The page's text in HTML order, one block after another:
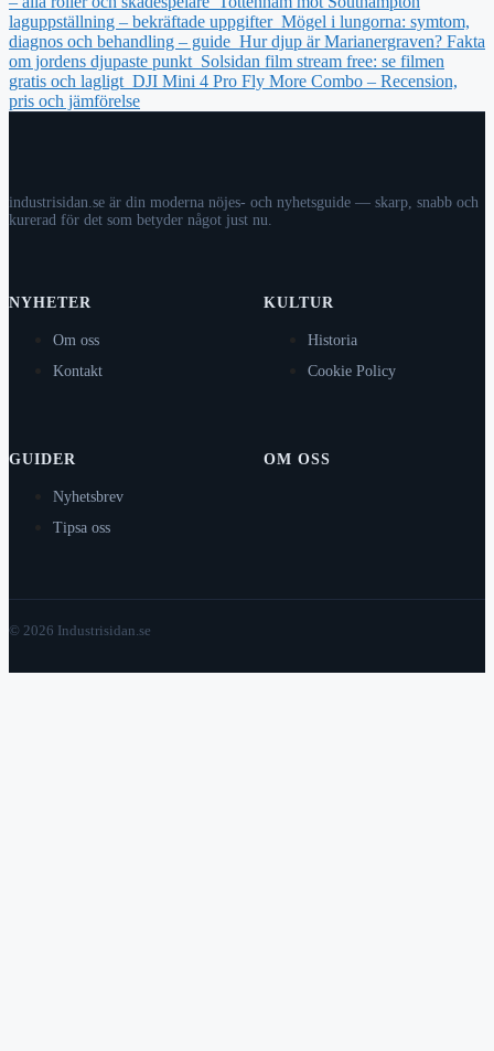
laguppställning – bekräftade uppgifter Mögel i lungorna: symtom,
diagnos och behandling – guide Hur djup är Marianergraven? Fakta
om jordens djupaste punkt Solsidan film stream free: se filmen
gratis och lagligt DJI Mini 4 Pro Fly More Combo – Recension,
pris och jämförelse
industrisidan.se är din moderna nöjes- och nyhetsguide — skarp, snabb och
kurerad för det som betyder något just nu.
NYHETER
Om oss
Kontakt
KULTUR
Historia
Cookie Policy
GUIDER
Nyhetsbrev
Tipsa oss
OM OSS
© 2026 Industrisidan.se